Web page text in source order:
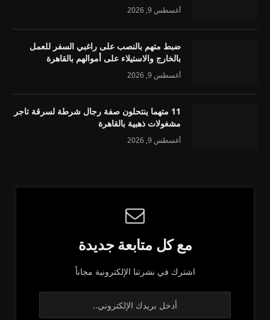
أغسطس 9, 2026
ضبط متهم بالنصب على راغبي السفر للعمل
بالخارج والاستيلاء على أموالهم بالقاهرة
أغسطس 9, 2026
11 متهما ينتحلون صفة رجال شرطة لسرقة تاجر
مشغولات ذهبية بالقاهرة
أغسطس 9, 2026
مع كل متابعة جديدة
اشترك في نشرتنا الإلكترونية مجاناً